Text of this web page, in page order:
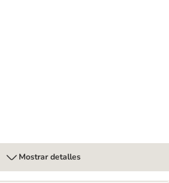
Mostrar detalles